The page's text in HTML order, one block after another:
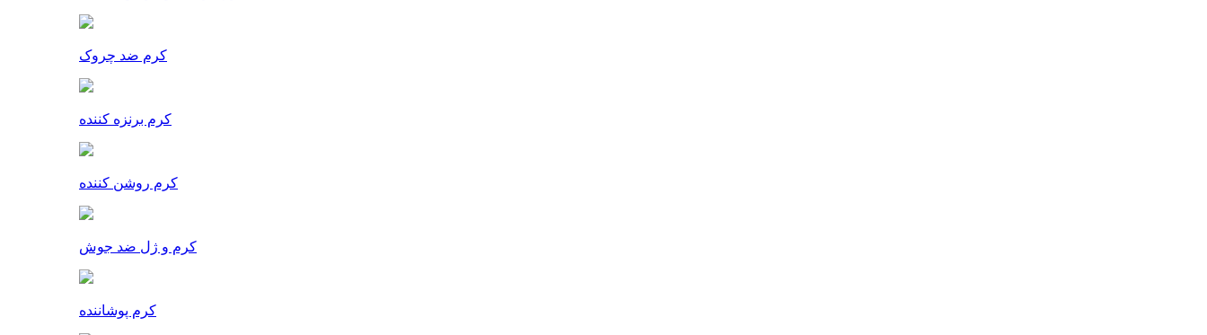
کرم ضد چروک
کرم برنزه کننده
کرم روشن کننده
کرم و ژل ضد جوش
کرم پوشاننده